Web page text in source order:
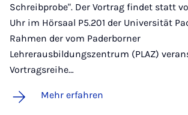
Schreibprobe". Der Vortrag findet statt
Uhr im Hörsaal P5.201 der Universität
Rahmen der vom Paderborner
Lehrerausbildungszentrum (PLAZ)
Vortragsreihe…
Mehr erfahren